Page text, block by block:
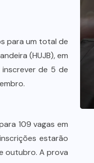
para um total de
(HUJB), em
inscrever de 5 de
109 vagas em
estarão
outubro. A prova
roubo
em